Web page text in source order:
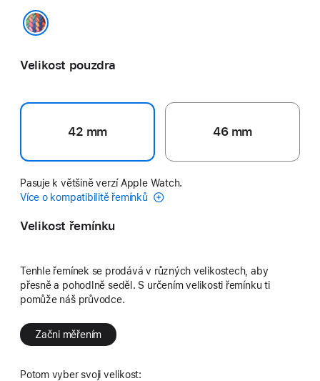
Velikost pouzdra
42 mm 46 mm
Pasuje k většině verzí Apple Watch.
Více o kompatibilitě řemínků
Velikost řemínku
Tenhle řemínek se prodává v různých velikostech, aby
přesně a pohodlně seděl. S určením velikosti řemínku ti
pomůže náš průvodce.
Začni měřením
Potom vyber svoji velikost: